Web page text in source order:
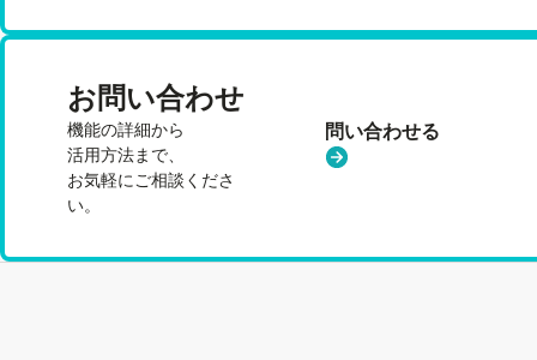
お問い合わせ
機能の詳細から
活用方法まで、
お気軽にご相談くださ
い。
問い合わせる